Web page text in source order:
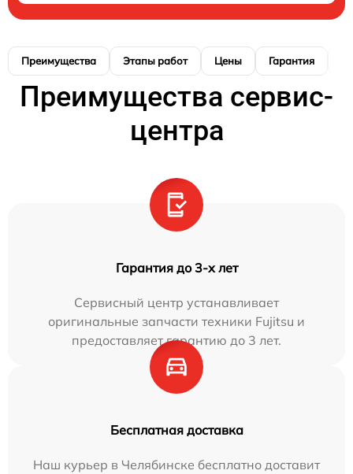
Преимущества Этапы работ Цены Гарантия
Преимущества сервис-
центра
Гарантия до 3-х лет
Сервисный центр устанавливает
оригинальные запчасти техники Fujitsu и
предоставляет гарантию до 3 лет.
Бесплатная доставка
Наш курьер в Челябинске бесплатно доставит